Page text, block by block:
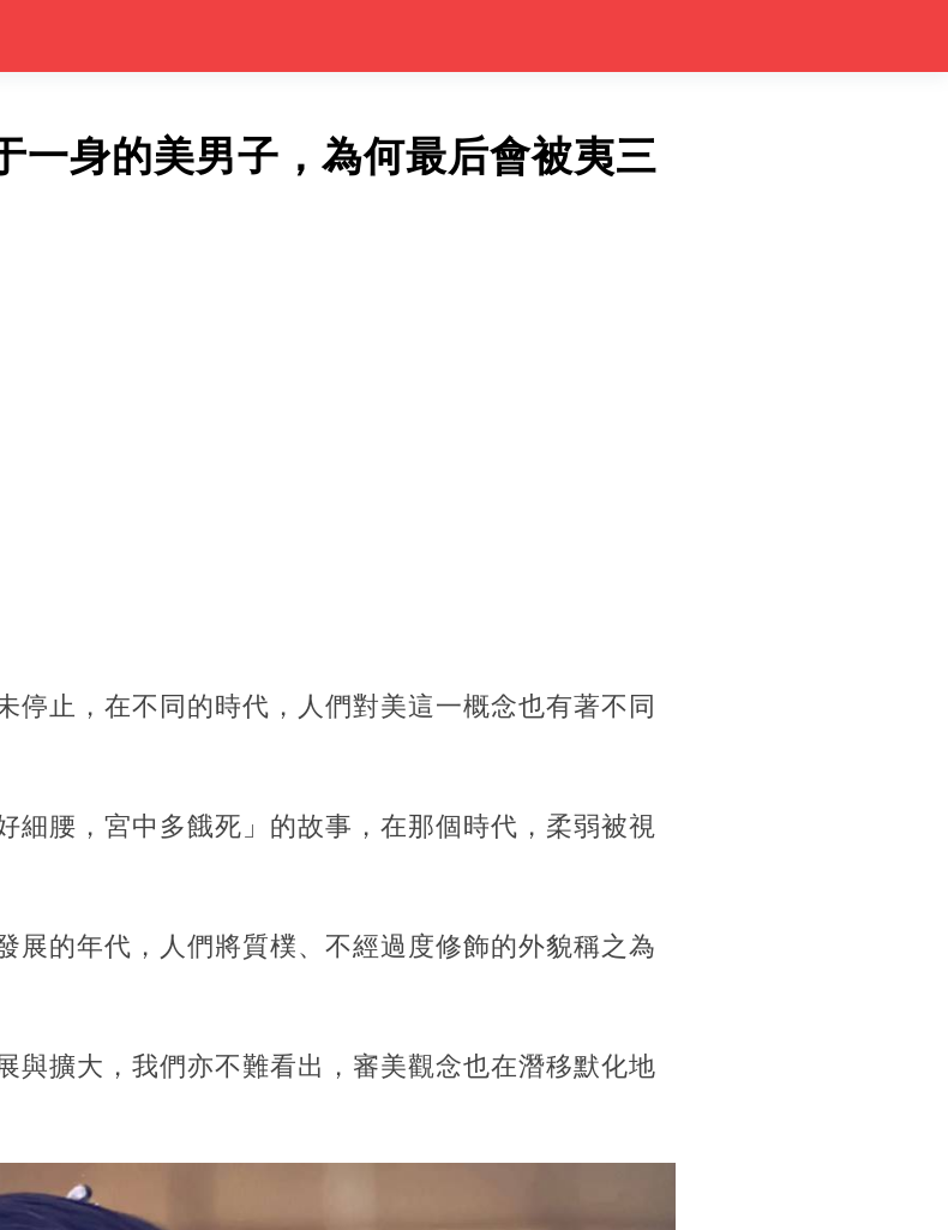
一身的美男子，為何最后會被夷三
停止，在不同的時代，人們對美這一概念也有著不同
細腰，宮中多餓死」的故事，在那個時代，柔弱被視
展的年代，人們將質樸、不經過度修飾的外貌稱之為
與擴大，我們亦不難看出，審美觀念也在潛移默化地